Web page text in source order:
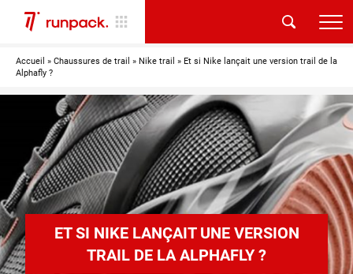
Accueil » Chaussures de trail » Nike trail » Et si Nike lançait une version trail de la
Alphafly ?
ET SI NIKE LANÇAIT UNE VERSION
TRAIL DE LA ALPHAFLY ?